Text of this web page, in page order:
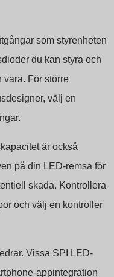
som styrenheten
du kan styra och
vara. För större
välj en
är också
på din LED-remsa för
skada. Kontrollera
och välj en kontroller
Vissa SPI LED-
appintegration